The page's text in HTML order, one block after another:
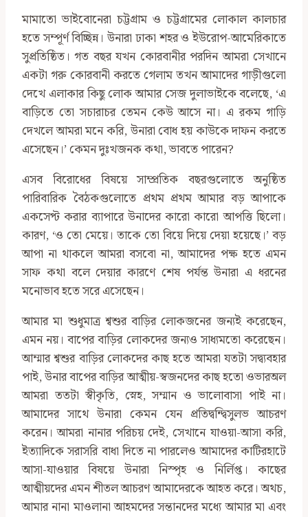
মামাতো ভাইবোনেরা চট্টগ্রাম ও চট্টগ্রামের লোকাল কালচার
হতে সম্পূর্ণ বিচ্ছিন্ন। উনারা ঢাকা শহর ও ইউরোপ-আমেরিকাতে
সুপ্রতিষ্ঠিত। গত বছর যখন কোরবানীর পরদিন আমরা সেখানে
একটা গরু কোরবানী করতে গেলাম তখন আমাদের গাড়ীগুলো
দেখে এলাকার কিছু লোক আমার সেজ দুলাভাইকে বলেছে, ‘এ
বাড়িতে তো সচারাচর তেমন কেউ আসে না। এ রকম গাড়ি
দেখলে আমরা মনে করি, উনারা বোধ হয় কাউকে দাফন করতে
এসেছেন।’ কেমন দুঃখজনক কথা, ভাবতে পারেন?
এসব বিরোধের বিষয়ে সাম্প্রতিক বছরগুলোতে অনুষ্ঠিত
পারিবারিক বৈঠকগুলোতে প্রথম প্রথম আমার বড় আপাকে
একসেপ্ট করার ব্যাপারে উনাদের কারো কারো আপত্তি ছিলো।
কারণ, ‘ও তো মেয়ে। তাকে তো বিয়ে দিয়ে দেয়া হয়েছে।’ বড়
আপা না থাকলে আমরা বসবো না, আমাদের পক্ষ হতে এমন
সাফ কথা বলে দেয়ার কারণে শেষ পর্যন্ত উনারা এ ধরনের
মনোভাব হতে সরে এসেছেন।
আমার মা শুধুমাত্র শ্বশুর বাড়ির লোকজনের জন্যই করেছেন,
এমন নয়। বাপের বাড়ির লোকদের জন্যও সাধ্যমতো করেছেন।
আম্মার শ্বশুর বাড়ির লোকদের কাছ হতে আমরা যতটা সদ্ব্যবহার
পাই, উনার বাপের বাড়ির আত্মীয়-স্বজনদের কাছ হতো ওভারঅল
আমরা ততটা স্বীকৃতি, স্নেহ, সম্মান ও ভালোবাসা পাই না।
আমাদের সাথে উনারা কেমন যেন প্রতিদ্বন্দ্বিসুলভ আচরণ
করেন। আমরা নানার পরিচয় দেই, সেখানে যাওয়া-আসা করি,
ইত্যাদিকে সরাসরি বাধা দিতে না পারলেও আমাদের কাটিরহাটে
আসা-যাওয়ার বিষয়ে উনারা নিস্পৃহ ও নির্লিপ্ত। কাছের
আত্মীয়দের এমন শীতল আচরণ আমাদেরকে আহত করে। অথচ,
আমার নানা মাওলানা আহমদের সন্তানদের মধ্যে আমার মা এবং